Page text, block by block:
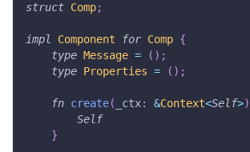
struct Comp;
impl Component for Comp {
type Message = ( ) ;
type Properties = ( ) ;
fn create( _ctx: &Context<Self>)
Self
}